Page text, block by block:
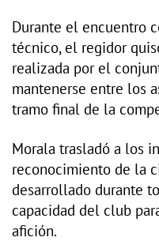
Durante el encuentro
técnico, el regidor
realizada por el
mantenerse entre los
tramo final de la
Morala trasladó a los
reconocimiento de la
desarrollado durante
capacidad del club
afición.